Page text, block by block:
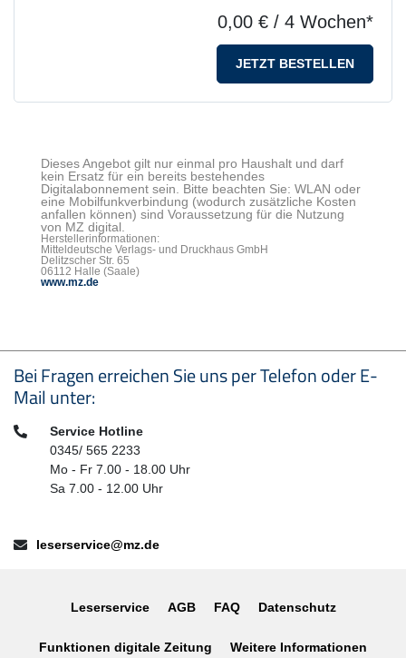
0,00 € / 4 Wochen*
JETZT BESTELLEN
Dieses Angebot gilt nur einmal pro Haushalt und darf
kein Ersatz für ein bereits bestehendes
Digitalabonnement sein. Bitte beachten Sie: WLAN oder
eine Mobilfunkverbindung (wodurch zusätzliche Kosten
anfallen können) sind Voraussetzung für die Nutzung
von MZ digital.
Herstellerinformationen:
Mitteldeutsche Verlags- und Druckhaus GmbH
Delitzscher Str. 65
06112 Halle (Saale)
www.mz.de
Seitenfußbereich
Bei Fragen erreichen Sie uns per Telefon oder E-
Mail unter:
Telefon:Service Hotline
0345/ 565 2233
Mo - Fr 7.00 - 18.00 Uhr
Sa 7.00 - 12.00 Uhr
E-Mail:leserservice@mz.de
Leserservice AGB FAQ Datenschutz
Funktionen digitale Zeitung Weitere Informationen